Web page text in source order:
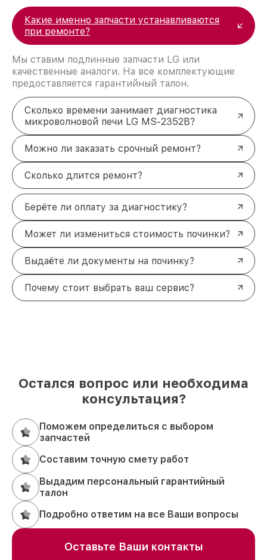
Какие именно запчасти устанавливаются
при ремонте?
Мы ставим подлинные запчасти LG или
качественные аналоги. На все комплектующие
предоставляется гарантийный талон.
Сколько времени занимает диагностика
микроволновой печи LG MS-2352B?
Можно ли заказать срочный ремонт?
Сколько длится ремонт?
Берёте ли оплату за диагностику?
Может ли измениться стоимость починки?
Выдаёте ли документы на починку?
Почему стоит выбрать ваш сервис?
Остался вопрос или необходима
консультация?
Поможем определиться с выбором
запчастей
Составим точную смету работ
Выдадим персональный гарантийный
талон
Подробно ответим на все Ваши вопросы
Оставьте Ваши контакты